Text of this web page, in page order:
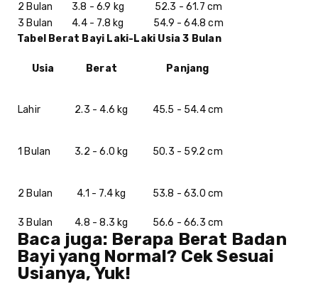
2 Bulan
3.8 - 6.9 kg
52.3 - 61.7 cm
3 Bulan
4.4 - 7.8 kg
54.9 - 64.8 cm
Tabel Berat Bayi Laki-Laki Usia 3 Bulan
Usia Berat Panjang
Lahir 2.3 - 4.6 kg 45.5 - 54.4 cm
1 Bulan 3.2 - 6.0 kg 50.3 - 59.2 cm
2 Bulan 4.1 - 7.4 kg 53.8 - 63.0 cm
3 Bulan 4.8 - 8.3 kg 56.6 - 66.3 cm
Baca juga: Berapa Berat Badan
Bayi yang Normal? Cek Sesuai
Usianya, Yuk!